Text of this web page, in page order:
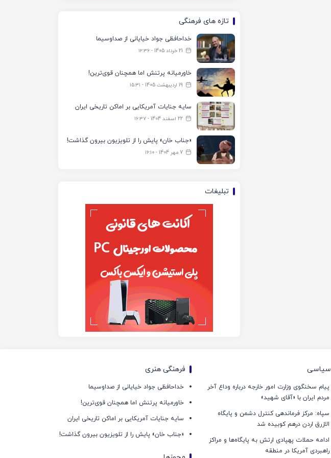
تازه های فرهنگی
خداحافظی جواد خیایانی از صداوسیما
21 خرداد 1405 - ۱۲:۳۶
خاورمیانه پرتنش اما همچنان قوی‌ترین!
19 اردیبهشت 1405 - ۱۵:۳۱
سایه جنایات آمریکایی بر اماکن تاریخی ایران
22 اسفند 1404 - ۱۶:۳۷
«جناب خان» پایش را از تلویزیون بیرون گذاشت!
7 مهر 1404 - ۱۶:۱۰
تبلیغات
سیاسی
پیام سخنگوی وزارت امور خارجه درباره وداع آخر
مردم ایران با «آقای شهید»
سپاه: مرکز فرماندهی کنترل دشمن و پایگاه
الازرق اردن درهم کوبیده شد
ادامه حملات پهپادی ارتش به پایگاه‌ها و مراکز
راهبردی آمریکا در منطقه
فرهنگی هنری
خداحافظی جواد خیایانی از صداوسیما
خاورمیانه پرتنش اما همچنان قوی‌ترین!
سایه جنایات آمریکایی بر اماکن تاریخی ایران
«جناب خان» پایش را از تلویزیون بیرون گذاشت!